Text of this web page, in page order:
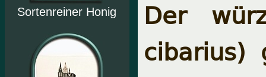
Sortenreiner Honig
Der
cibarius)